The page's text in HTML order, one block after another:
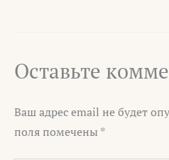
Оставьте
Ваш адрес email не будет
поля помечены *